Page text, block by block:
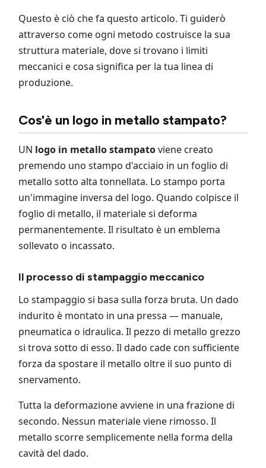
Questo è ciò che fa questo articolo. Ti guiderò
attraverso come ogni metodo costruisce la sua
struttura materiale, dove si trovano i limiti
meccanici e cosa significa per la tua linea di
produzione.
Cos'è un logo in metallo stampato?
UN logo in metallo stampatoviene creato
premendo uno stampo d'acciaio in un foglio di
metallo sotto alta tonnellata. Lo stampo porta
un'immagine inversa del logo. Quando colpisce il
foglio di metallo, il materiale si deforma
permanentemente. Il risultato è un emblema
sollevato o incassato.
Il processo di stampaggio meccanico
Lo stampaggio si basa sulla forza bruta. Un dado
indurito è montato in una pressa — manuale,
pneumatica o idraulica. Il pezzo di metallo grezzo
si trova sotto di esso. Il dado cade con sufficiente
forza da spostare il metallo oltre il suo punto di
snervamento.
Tutta la deformazione avviene in una frazione di
secondo. Nessun materiale viene rimosso. Il
metallo scorre semplicemente nella forma della
cavità del dado.